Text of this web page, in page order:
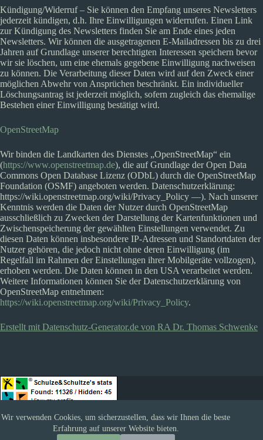
Wir verwenden Cookies, um sicherzustellen, dass wir Ihnen die beste
Erfahrung auf unserer Website bieten.
Kündigung/Widerruf – Sie können den Empfang unseres Newsletters
jederzeit kündigen, d.h. Ihre Einwilligungen widerrufen. Einen Link
zur Kündigung des Newsletters finden Sie am Ende eines jeden
Newsletters. Wir können die ausgetragenen E-Mailadressen bis zu drei
Jahren auf Grundlage unserer berechtigten Interessen speichern bevor
wir sie löschen, um eine ehemals gegebene Einwilligung nachweisen
zu können. Die Verarbeitung dieser Daten wird auf den Zweck einer
möglichen Abwehr von Ansprüchen beschränkt. Ein individueller
Löschungsantrag ist jederzeit möglich, sofern zugleich das ehemalige
Bestehen einer Einwilligung bestätigt wird.
OpenStreetMap
Wir binden die Landkarten des Dienstes „OpenStreetMap“ ein
(https://www.openstreetmap.de), die auf Grundlage der Open Data
Commons Open Database Lizenz (ODbL) durch die OpenStreetMap
Foundation (OSMF) angeboten werden. Datenschutzerklärung:
https://wiki.openstreetmap.org/wiki/Privacy_Policy —). Nach unserer
Kenntnis werden die Daten der Nutzer durch OpenStreetMap
ausschließlich zu Zwecken der Darstellung der Kartenfunktionen und
Zwischenspeicherung der gewählten Einstellungen verwendet. Zu
diesen Daten können insbesondere IP-Adressen und Standortdaten der
Nutzer gehören, die jedoch nicht ohne deren Einwilligung (im
Regelfall im Rahmen der Einstellungen ihrer Mobilgeräte vollzogen),
erhoben werden. Die Daten können in den USA verarbeitet werden.
Weitere Informationen können Sie der Datenschutzerklärung von
OpenStreetMap entnehmen:
https://wiki.openstreetmap.org/wiki/Privacy_Policy.
Erstellt mit Datenschutz-Generator.de von RA Dr. Thomas Schwenke